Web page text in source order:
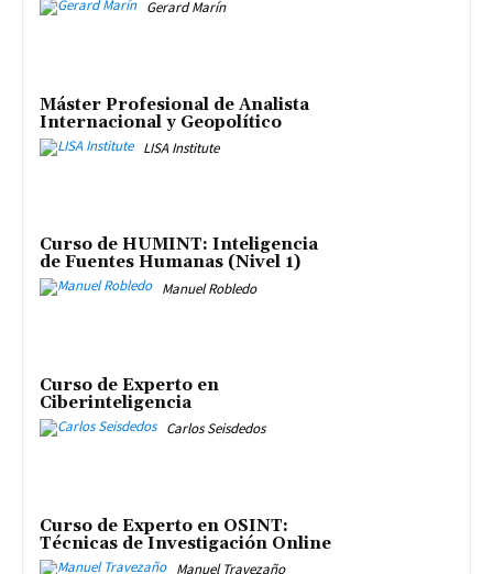
Gerard Marín
Máster Profesional de Analista
Internacional y Geopolítico
LISA Institute
Curso de HUMINT: Inteligencia
de Fuentes Humanas (Nivel 1)
Manuel Robledo
Curso de Experto en
Ciberinteligencia
Carlos Seisdedos
Curso de Experto en OSINT:
Técnicas de Investigación Online
Manuel Travezaño